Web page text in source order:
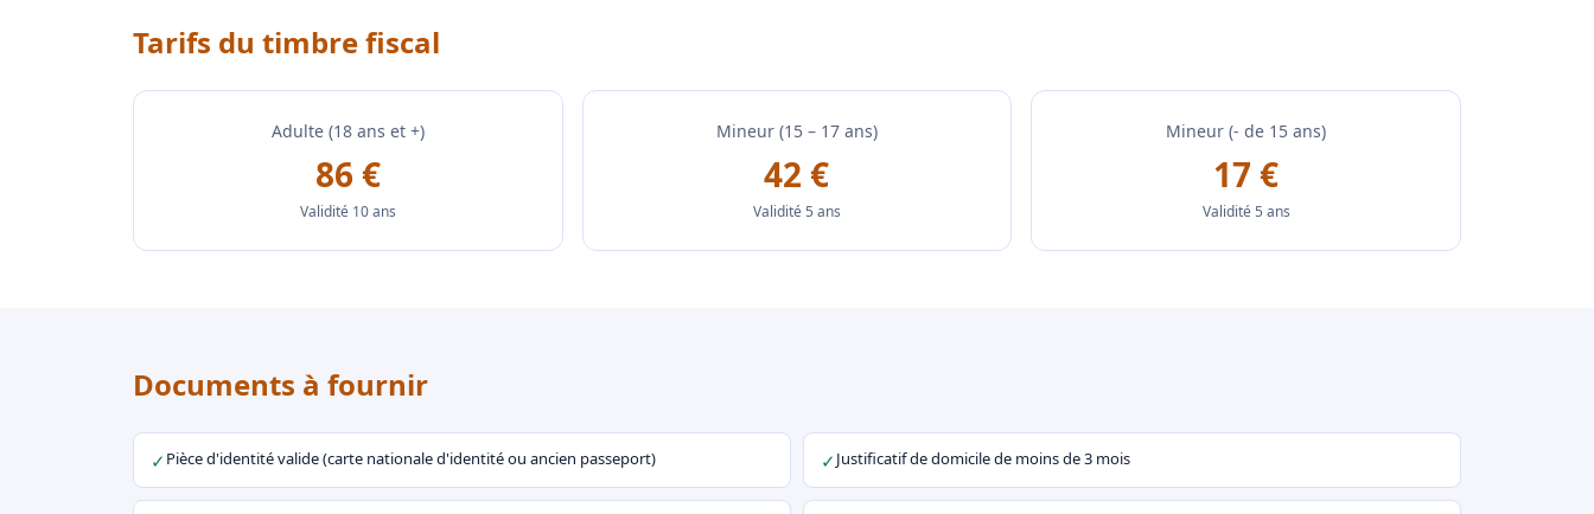
Tarifs du timbre fiscal
Adulte (18 ans et +)
86 €
Validité 10 ans
Mineur (15 – 17 ans)
42 €
Validité 5 ans
Mineur (- de 15 ans)
17 €
Validité 5 ans
Documents à fournir
✓ Pièce d'identité valide (carte nationale d'identité ou ancien passeport) ✓Justificatif de domicile de moins de 3 mois